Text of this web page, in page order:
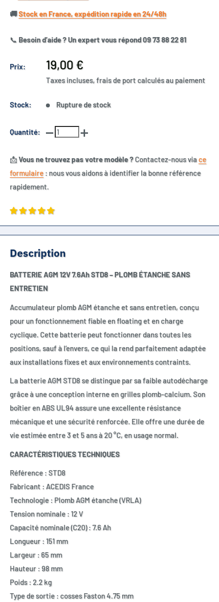
🚚​Stock en France, expédition rapide en 24/48h
📞 Besoin d’aide ? Un expert vous répond 09 73 88 22 81
Prix:
Prix
réduit
19,00 €
Taxes incluses, frais de port calculés au paiement
Stock: Rupture de stock
Quantité:
📩Vous ne trouvez pas votre modèle ?Contactez-nous viace
formulaire : nous vous aidons à identifier la bonne référence
rapidement.
Description
BATTERIE AGM 12V 7.6Ah STD8 – PLOMB ÉTANCHE SANS
ENTRETIEN
Accumulateur plomb AGM étanche et sans entretien, conçu
pour un fonctionnement fiable en floating et en charge
cyclique. Cette batterie peut fonctionner dans toutes les
positions, sauf à l’envers, ce qui la rend parfaitement adaptée
aux installations fixes et aux environnements contraints.
La batterie AGM STD8 se distingue par sa faible autodécharge
grâce à une conception interne en grilles plomb-calcium. Son
boîtier en ABS UL94 assure une excellente résistance
mécanique et une sécurité renforcée. Elle offre une durée de
vie estimée entre 3 et 5 ans à 20 °C, en usage normal.
CARACTÉRISTIQUES TECHNIQUES
Référence : STD8
Fabricant : ACEDIS France
Technologie : Plomb AGM étanche (VRLA)
Tension nominale : 12 V
Capacité nominale (C20) : 7.6 Ah
Longueur : 151 mm
Largeur : 65 mm
Hauteur : 98 mm
Poids : 2.2 kg
Type de sortie : cosses Faston 4.75 mm